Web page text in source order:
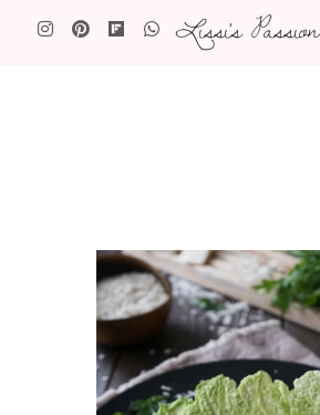
Lissi's Passion